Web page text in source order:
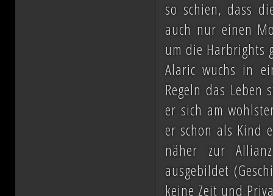
so schien, dass
auch nur einen
um die Harbrights
Alaric wuchs in
Regeln das
er sich am
er schon als Kind
näher zur
ausgebildet
keine Zeit und